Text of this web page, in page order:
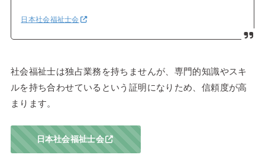
日本社会福祉士会
社会福祉士は独占業務を持ちませんが、専門的知識やスキ
ルを持ち合わせているという証明になりため、信頼度が高
まります。
日本社会福祉士会